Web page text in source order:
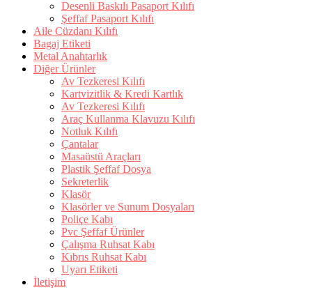
Desenli Baskılı Pasaport Kılıfı
Şeffaf Pasaport Kılıfı
Aile Cüzdanı Kılıfı
Bagaj Etiketi
Metal Anahtarlık
Diğer Ürünler
Av Tezkeresi Kılıfı
Kartvizitlik & Kredi Kartlık
Av Tezkeresi Kılıfı
Araç Kullanma Klavuzu Kılıfı
Notluk Kılıfı
Çantalar
Masaüstü Araçları
Plastik Şeffaf Dosya
Sekreterlik
Klasör
Klasörler ve Sunum Dosyaları
Poliçe Kabı
Pvc Şeffaf Ürünler
Çalışma Ruhsat Kabı
Kıbrıs Ruhsat Kabı
Uyarı Etiketi
İletişim